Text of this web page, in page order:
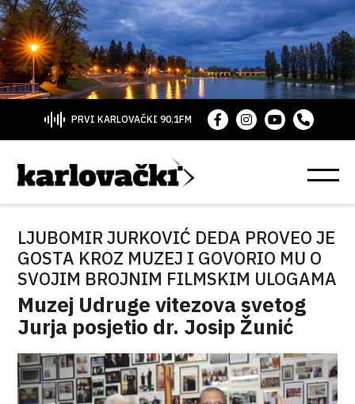
PRVI KARLOVAČKI 90.1FM
LJUBOMIR JURKOVIĆ DEDA PROVEO JE
GOSTA KROZ MUZEJ I GOVORIO MU O
SVOJIM BROJNIM FILMSKIM ULOGAMA
Muzej Udruge vitezova svetog
Jurja posjetio dr. Josip Žunić